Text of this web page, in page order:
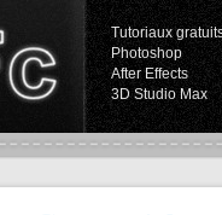
Tutoriaux
Photoshop
After Effects
3D Studio Max